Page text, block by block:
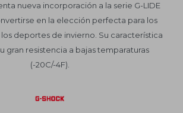
nueva incorporación a la serie G-LIDE
en la elección perfecta para los
deportes de invierno. Su característica
gran resistencia a bajas temparaturas
(-20C/-4F).